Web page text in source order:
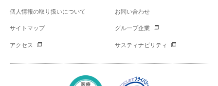
個人情報の取り扱いについて お問い合わせ
サイトマップ グループ企業
アクセス サスティナビリティ